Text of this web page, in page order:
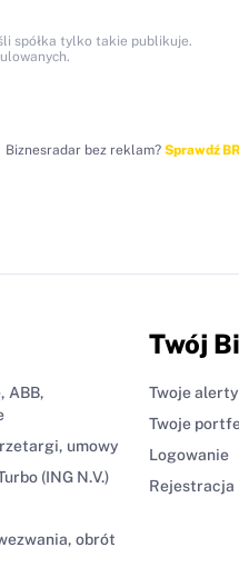
spółka tylko takie publikuje.
Biznesradar bez reklam? Sprawdź
ABB,
umowy
(ING N.V.)
obrót
Twój
Twoje alerty
Twoje
Logowanie
Rejestracja